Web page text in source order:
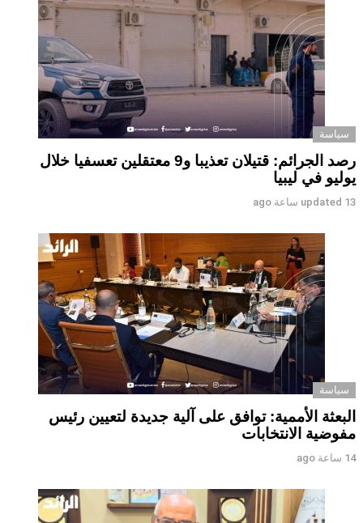
سياسة
رصد الجرائم: قتيلان تعذيبا و9 معتقلين تعسفيا خلال
يوليو في ليبيا
updated 13 ساعة ago
سياسة
البعثة الأممية: توافق على آلية جديدة لتعيين رئيس
مفوضية الانتخابات
14 ساعة ago